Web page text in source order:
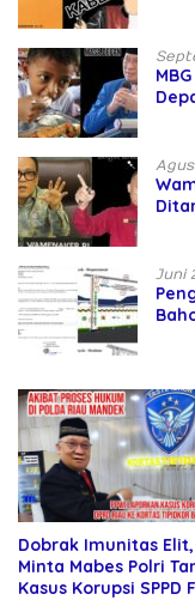
Juni
Dobrak Imunitas Elit,
Minta Mabes Polri
Kasus Korupsi SPPD